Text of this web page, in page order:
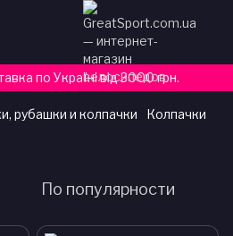
по Україні від 3000 грн.
рубашки и колпачки Колпачки
По популярности